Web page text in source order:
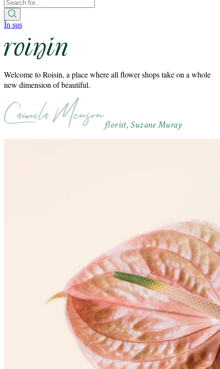
În sus
Welcome to Roisin, a place where all flower shops take on a whole
new dimension of beautiful.
florist, Suzane Muray